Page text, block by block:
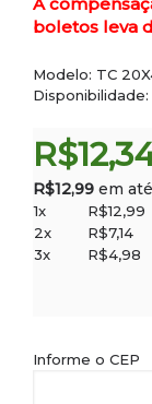
boletos leva
Modelo: TC
Disponibilidade:
R$12,99 em até
1x R$12,99
2x
R$7,14
3x
R$4,98
Informe o CEP